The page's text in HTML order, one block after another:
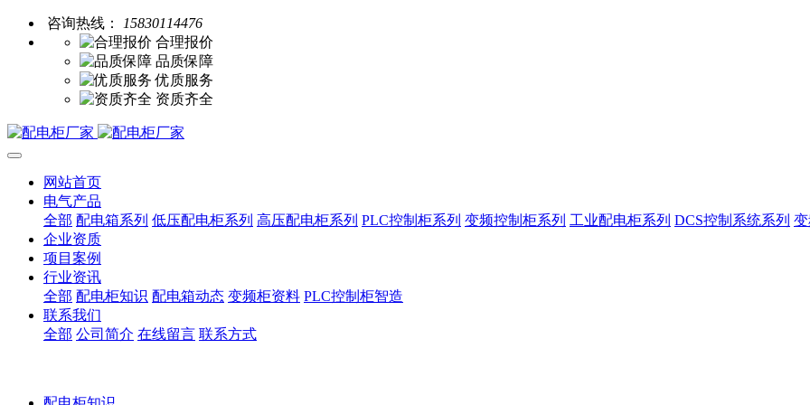
咨询热线：
15830114476
合理报价
品质保障
优质服务
资质齐全
网站首页
电气产品
全部 配电箱系列 低压配电柜系列 高压配电柜系列 PLC控制柜系列 变频控制柜系列 工业配电柜系列 DCS控制系统系列
企业资质
项目案例
行业资讯
全部 配电柜知识 配电箱动态 变频柜资料 PLC控制柜智造
联系我们
全部 公司简介 在线留言 联系方式